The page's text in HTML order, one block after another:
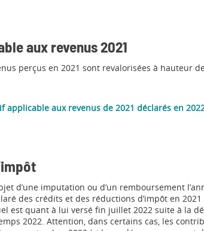
aux revenus 2021
perçus en 2021 sont revalorisées à hauteur
applicable aux revenus de 2021 déclarés en
d’une imputation ou d’un remboursement
des crédits et des réductions d’impôt en
est quant à lui versé fin juillet 2022 suite à la
2022. Attention, dans certains cas, les